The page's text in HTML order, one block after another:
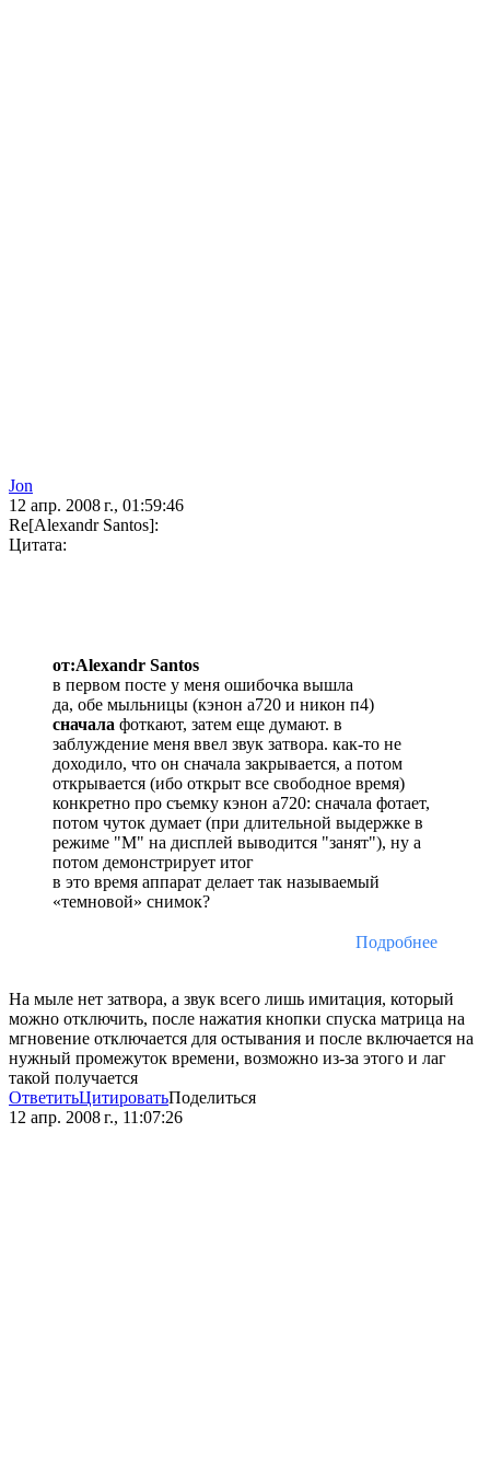
Jon
12 апр. 2008 г., 01:59:46
Re[Alexandr Santos]:
Цитата:
от:Alexandr Santos
в первом посте у меня ошибочка вышла
да, обе мыльницы (кэнон а720 и никон п4)
сначала фоткают, затем еще думают. в
заблуждение меня ввел звук затвора. как-то не
доходило, что он сначала закрывается, а потом
открывается (ибо открыт все свободное время)
конкретно про съемку кэнон а720: сначала фотает,
потом чуток думает (при длительной выдержке в
режиме "М" на дисплей выводится "занят"), ну а
потом демонстрирует итог
в это время аппарат делает так называемый
«темновой» снимок?
Подробнее
На мыле нет затвора, а звук всего лишь имитация, который
можно отключить, после нажатия кнопки спуска матрица на
мгновение отключается для остывания и после включается на
нужный промежуток времени, возможно из-за этого и лаг
такой получается
ОтветитьЦитироватьПоделиться
12 апр. 2008 г., 11:07:26